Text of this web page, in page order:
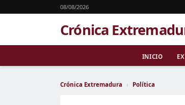
08/08/2026
Crónica
INICIO
Crónica Extremadura › Política